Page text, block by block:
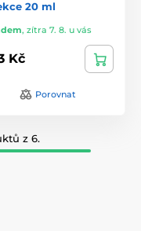
20 ml
, zítra 7. 8. u vás
Kč
Porovnat
z 6.